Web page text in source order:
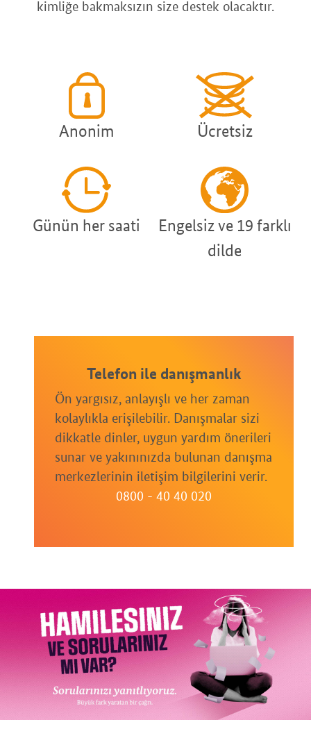
kimliğe bakmaksızın size destek olacaktır.
Anonim Ücretsiz
Günün her saati
Engelsiz ve 19 farklı
dilde
Telefon ile danışmanlık
Ön yargısız, anlayışlı ve her zaman
kolaylıkla erişilebilir. Danışmalar sizi
dikkatle dinler, uygun yardım önerileri
sunar ve yakınınızda bulunan danışma
merkezlerinin iletişim bilgilerini verir.
0800 - 40 40 020